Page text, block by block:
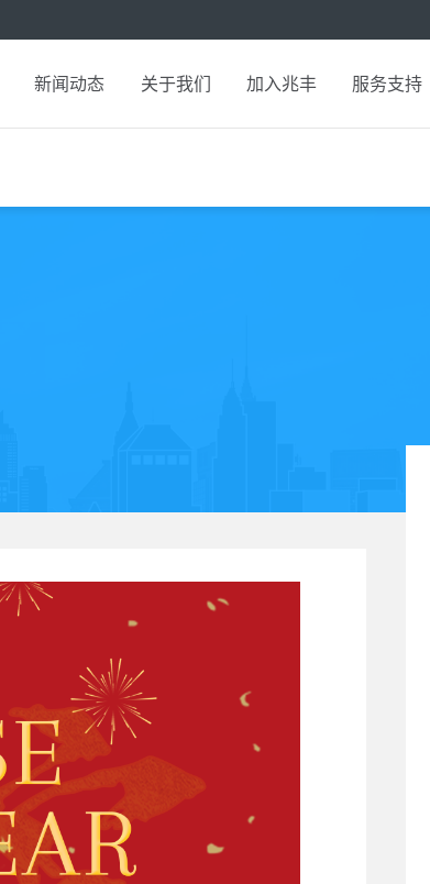
新闻动态 关于我们 加入兆丰 服务支持